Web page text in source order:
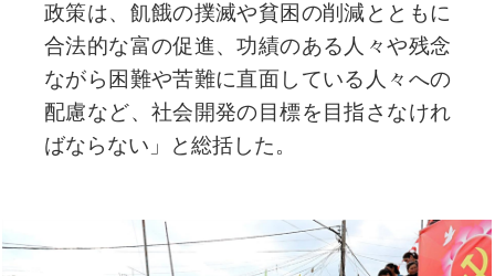
政策は、飢餓の撲滅や貧困の削減とともに
合法的な富の促進、功績のある人々や残念
ながら困難や苦難に直面している人々への
配慮など、社会開発の目標を目指さなけれ
ばならない」と総括した。